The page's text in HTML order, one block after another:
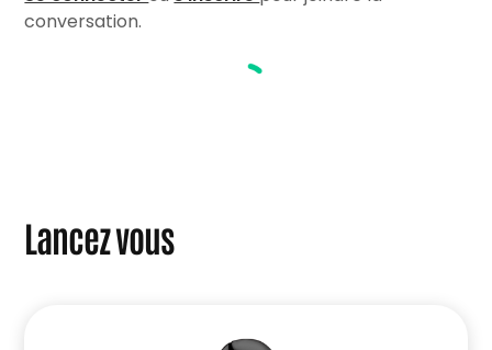
Si vous êtes réfugié.e ou migrant.e :
des personnes étrangères”
conversation.
Lancez vous